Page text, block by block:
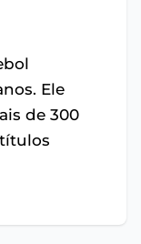
Ele
de 300